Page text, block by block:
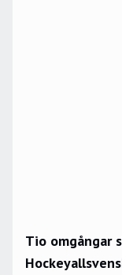
Tio omgångar